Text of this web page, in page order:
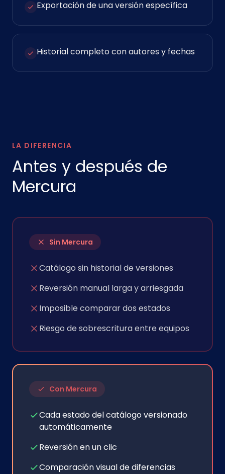
Exportación de una versión específica
Historial completo con autores y fechas
LA DIFERENCIA
Antes y después de
Mercura
Sin Mercura
Catálogo sin historial de versiones
Reversión manual larga y arriesgada
Imposible comparar dos estados
Riesgo de sobrescritura entre equipos
Con Mercura
Cada estado del catálogo versionado
automáticamente
Reversión en un clic
Comparación visual de diferencias